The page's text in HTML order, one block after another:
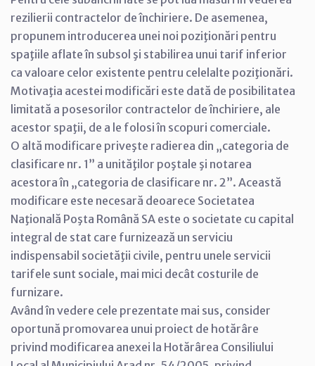
rezilierii contractelor de închiriere. De asemenea,
propunem introducerea unei noi poziţionări pentru
spaţiile aflate în subsol şi stabilirea unui tarif inferior
ca valoare celor existente pentru celelalte poziţionări.
Motivaţia acestei modificări este dată de posibilitatea
limitată a posesorilor contractelor de închiriere, ale
acestor spaţii, de a le folosi în scopuri comerciale.
O altă modificare priveşte radierea din „categoria de
clasificare nr. 1” a unităţilor poştale şi notarea
acestora în „categoria de clasificare nr. 2”. Această
modificare este necesară deoarece Societatea
Naţională Poşta Română SA este o societate cu capital
integral de stat care furnizează un serviciu
indispensabil societăţii civile, pentru unele servicii
tarifele sunt sociale, mai mici decât costurile de
furnizare.
Având în vedere cele prezentate mai sus, consider
oportună promovarea unui proiect de hotărâre
privind modificarea anexei la Hotărârea Consiliului